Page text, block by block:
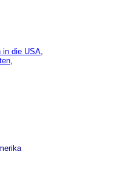
in die USA,
,